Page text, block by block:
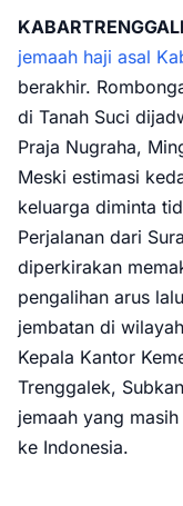
jemaah haji asal
berakhir.
di Tanah Suci
Praja Nugraha,
Meski estimasi
keluarga diminta
Perjalanan dari
diperkirakan
pengalihan arus
jembatan di
Kepala Kantor
Trenggalek,
jemaah yang
ke Indonesia.